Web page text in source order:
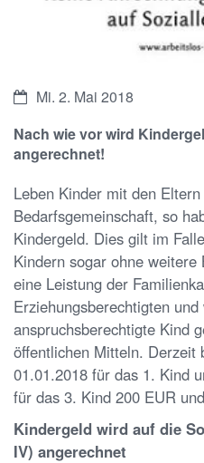
Datum:Mi. 2. Mai 2018
Nach wie vor wird
angerechnet!
Leben Kinder mit den
Bedarfsgemeinschaft, so
Kindergeld. Dies gilt im
Kindern sogar ohne
eine Leistung der
Erziehungsberechtigten
anspruchsberechtigte Kind
öffentlichen Mitteln. Derzeit
01.01.2018 für das 1. Kind
für das 3. Kind 200 EUR
Kindergeld wird auf die
IV) angerechnet